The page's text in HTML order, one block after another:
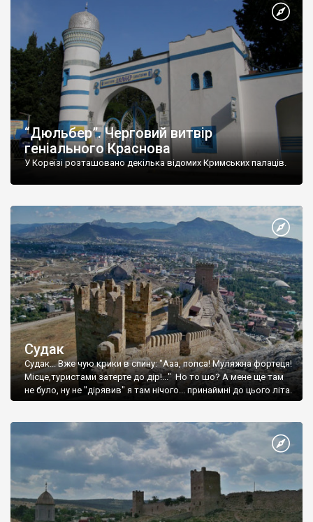
“Дюльбер”. Черговий витвір
геніального Краснова
У Кореїзі розташовано декілька відомих Кримських палаців.
Судак
Судак... Вже чую крики в спину: "Ааа, попса! Муляжна фортеця!
Місце,туристами затерте до дір!..." Но то шо? А мене ще там
не було, ну не "дірявив" я там нічого... принаймні до цього літа.